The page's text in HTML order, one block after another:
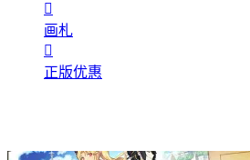

画札

正版优惠